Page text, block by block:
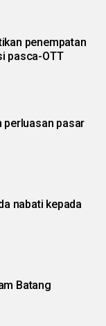
penempatan
pasca-OTT
perluasan pasar
nabati kepada
Batang